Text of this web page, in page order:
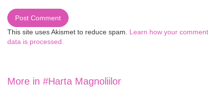
This site uses Akismet to reduce spam. Learn how your comment
data is processed.
More in #Harta Magnoliilor